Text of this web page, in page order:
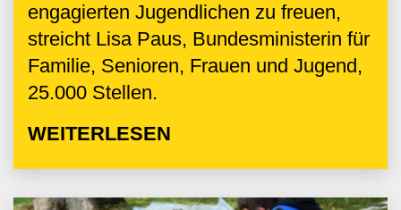
engagierten Jugendlichen zu freuen,
streicht Lisa Paus, Bundesministerin für
Familie, Senioren, Frauen und Jugend,
25.000 Stellen.
WEITERLESEN